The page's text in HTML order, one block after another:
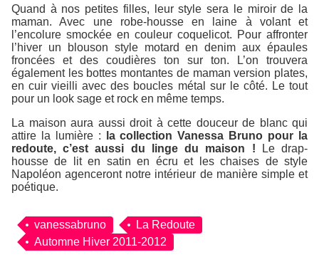
Quand à nos petites filles, leur style sera le miroir de la
maman. Avec une robe-housse en laine à volant et
l’encolure smockée en couleur coquelicot. Pour affronter
l’hiver un blouson style motard en denim aux épaules
froncées et des coudières ton sur ton. L’on trouvera
également les bottes montantes de maman version plates,
en cuir vieilli avec des boucles métal sur le côté. Le tout
pour un look sage et rock en même temps.
La maison aura aussi droit à cette douceur de blanc qui
attire la lumière :
la collection Vanessa Bruno pour la
redoute, c’est aussi du linge du maison ! Le drap-
housse de lit en satin en écru et les chaises de style
Napoléon agenceront notre intérieur de manière simple et
poétique.
vanessabruno
La Redoute
Automne Hiver 2011-2012